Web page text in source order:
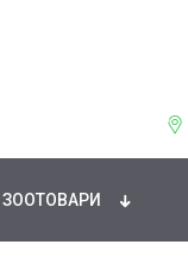
ЗООТОВАРИ